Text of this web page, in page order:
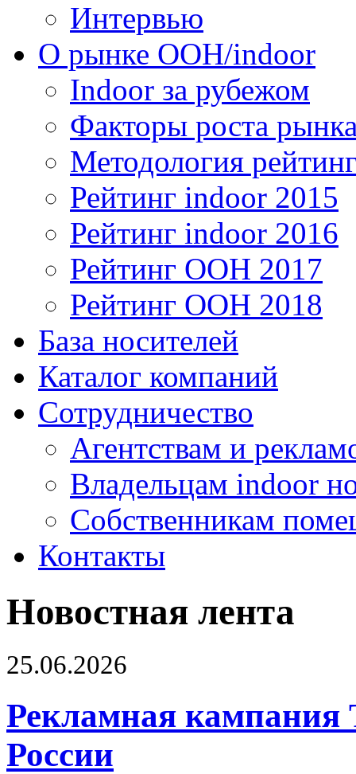
Интервью
О рынке OOH/indoor
Indoor за рубежом
Факторы роста
Методология
Рейтинг indoor 2015
Рейтинг indoor 2016
Рейтинг OOH 2017
Рейтинг OOH 2018
База носителей
Каталог компаний
Сотрудничество
Агентствам и
Владельцам indoor
Собственникам
Контакты
Новостная лента
25.06.2026
Рекламная кампания
России